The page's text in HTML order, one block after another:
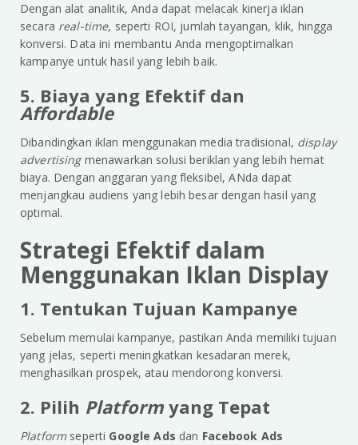
Dengan alat analitik, Anda dapat melacak kinerja iklan
secara real-time, seperti ROI, jumlah tayangan, klik, hingga
konversi. Data ini membantu Anda mengoptimalkan
kampanye untuk hasil yang lebih baik.
5. Biaya yang Efektif dan
Affordable
Dibandingkan iklan menggunakan media tradisional, display
advertising menawarkan solusi beriklan yang lebih hemat
biaya. Dengan anggaran yang fleksibel, ANda dapat
menjangkau audiens yang lebih besar dengan hasil yang
optimal.
Strategi Efektif dalam
Menggunakan Iklan Display
1. Tentukan Tujuan Kampanye
Sebelum memulai kampanye, pastikan Anda memiliki tujuan
yang jelas, seperti meningkatkan kesadaran merek,
menghasilkan prospek, atau mendorong konversi.
2. Pilih Platform yang Tepat
Platform seperti Google Ads dan Facebook Ads